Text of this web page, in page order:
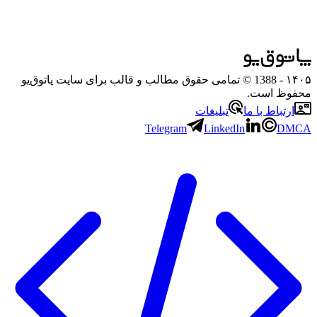
۱۴۰۵
- 1388 © تمامی حقوق مطالب و قالب برای سایت پاتوق‌یو
محفوظ است.
ارتباط با ما
تبلیغات
Telegram
LinkedIn DMCA